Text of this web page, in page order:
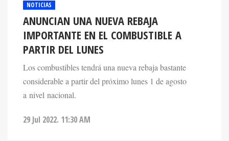
NOTICIAS
ANUNCIAN UNA NUEVA REBAJA
IMPORTANTE EN EL COMBUSTIBLE A
PARTIR DEL LUNES
Los combustibles tendrá una nueva rebaja bastante
considerable a partir del próximo lunes 1 de agosto
a nivel nacional.
29 Jul 2022. 11:30 AM